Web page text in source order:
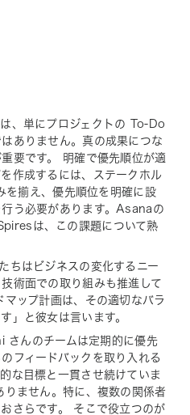
、単にプロジェクトの To-Do
ありません。真の成果につな
要です。 明確で優先順位が適
作成するには、ステークホル
を揃え、優先順位を明確に設
う必要があります。 Asanaの
は、この課題について熟
ちはビジネスの変化するニー
術面での取り組みも推進して
ップ計画は、その適切なバラ
」と彼女は言います。
さんのチームは定期的に優先
フィードバックを取り入れる
な目標と一貫させ続けていま
りません。特に、複数の関係者
さらです。 そこで役立つのが